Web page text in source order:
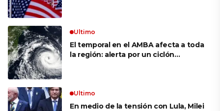
Ultimo
El temporal en el AMBA afecta a toda
la región: alerta por un ciclón
Ultimo
En medio de la tensión con Lula, Milei